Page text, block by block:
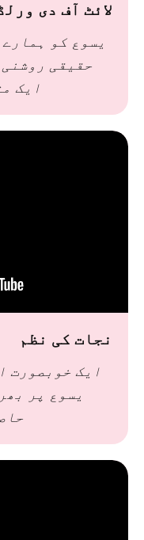
لائٹ آف دی
یسوع کو
حقیقی روشنی
ایک
نجات کی نظم
ایک خوبصورت
یسوع پر